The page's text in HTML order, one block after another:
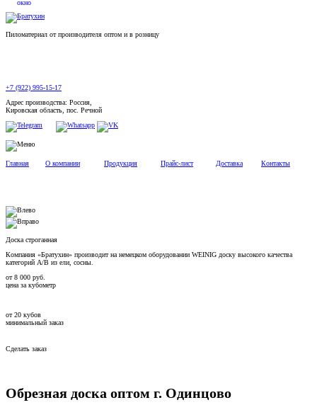
Пиломатериал от производителя оптом и в розницу
+7 (922) 995-15-17
Адрес производства: Россия,
Кировская область, пос. Речной
Главная О компании Продукция Прайс-лист Доставка Контакты
Доска строганная
Компания «Братухин» производит на немецком оборудовании WEINIG доску высокого качества
категорий А/В из ели, сосны.
от8 000 руб.
цена за кубометр
от20 кубов
минимальный заказ
Сделать заказ
Обрезная доска оптом г. Одинцово